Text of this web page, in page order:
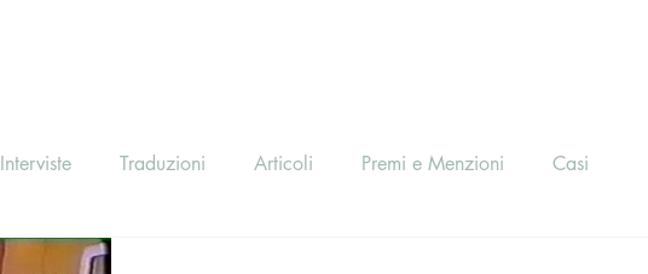
Interviste Traduzioni Articoli Premi e Menzioni Casi